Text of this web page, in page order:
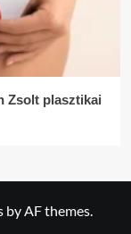
Zsolt plasztikai
by AF themes.